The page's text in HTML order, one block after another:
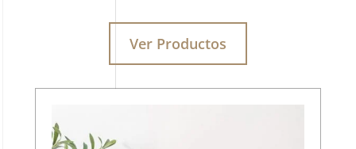
Ver Productos